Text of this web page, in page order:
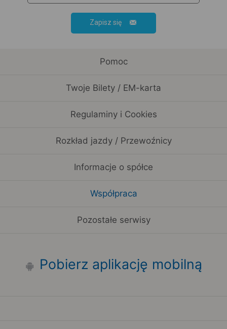
Zapisz się
Pomoc
Twoje Bilety / EM-karta
Regulaminy i Cookies
Rozkład jazdy / Przewoźnicy
Informacje o spółce
Współpraca
Pozostałe serwisy
Pobierz aplikację mobilną